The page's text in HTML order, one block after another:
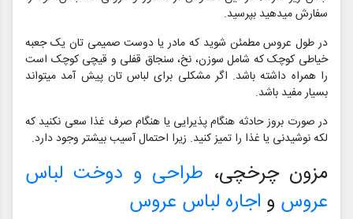
سفارش میدهید بپرسید.
در طول عروس مطمئن شوید که مادر یا دوست صمیمی تان یک جعبه
خیاطی کوچک که شامل سوزن، نخ، سنجاق قفلی و قیچی کوچک است
را همراه داشته باشد. اگر مشکلی برای لباس تان پیش آمد میتواند
بسیار مفید باشد.
در صورت بروز حادثه هنگام پذیرایی یا هنگام صرف غذا سعی نکنید که
لکه نوشیدنی یا غذا را تمیز کنید. زیرا احتمال آسیب بیشتر وجود دارد.
مزون چرخچی، طراحی و دوخت لباس
عروس و اجاره لباس عروس